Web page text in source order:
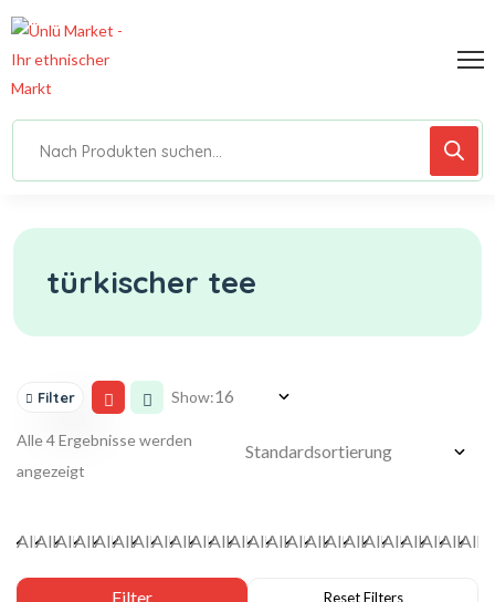
türkischer tee
Filter Show:
Alle 4 Ergebnisse werden
angezeigt